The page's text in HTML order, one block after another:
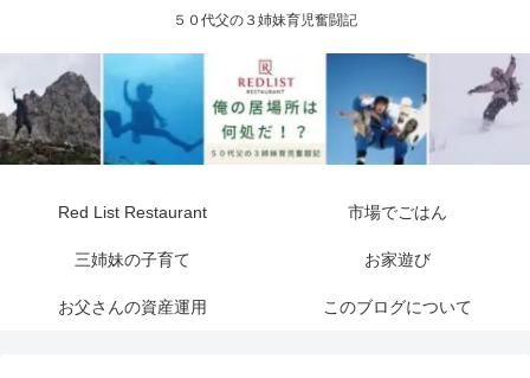
５０代父の３姉妹育児奮闘記
Red List Restaurant 市場でごはん
三姉妹の子育て お家遊び
お父さんの資産運用 このブログについて